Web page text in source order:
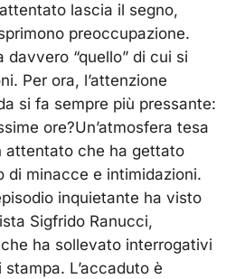
lascia il segno,
preoccupazione.
“quello” di cui si
Per ora, l’attenzione
si fa sempre più pressante:
ore?Un’atmosfera tesa
attentato che ha gettato
di minacce e intimidazioni.
inquietante ha visto
Sigfrido Ranucci,
ha sollevato interrogativi
L’accaduto è